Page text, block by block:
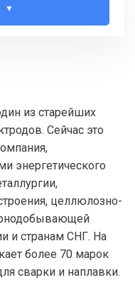
из старейших
Сейчас это
энергетического
целлюлозно-
и странам СНГ. На
более 70 марок
сварки и наплавки.